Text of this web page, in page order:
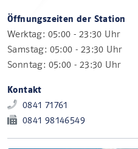
Öffnungszeiten der Station
Werktag: 05:00 - 23:30 Uhr
Samstag: 05:00 - 23:30 Uhr
Sonntag: 05:00 - 23:30 Uhr
Kontakt
0841 71761
0841 98146549